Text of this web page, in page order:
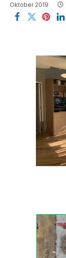
Oktober 2019